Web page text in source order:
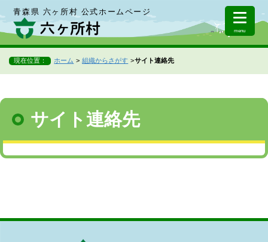
青森県 六ヶ所村 公式ホームページ
menu
現在位置： ホーム 組織からさがす サイト連絡先
サイト連絡先